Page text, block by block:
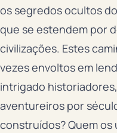
os segredos ocultos
que se estendem por
civilizações. Estes
vezes envoltos em
intrigado
aventureiros por
construídos? Quem os